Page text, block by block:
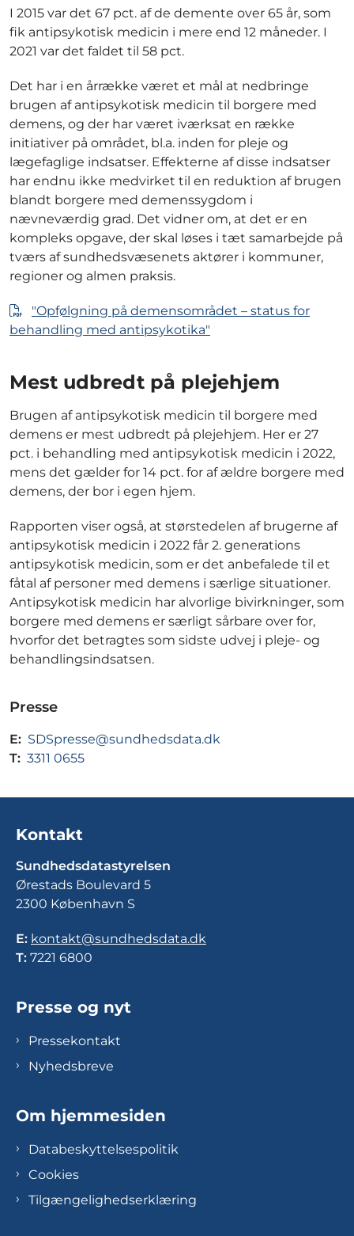
I 2015 var det 67 pct. af de demente over 65 år, som
fik antipsykotisk medicin i mere end 12 måneder. I
2021 var det faldet til 58 pct.
Det har i en årrække været et mål at nedbringe
brugen af antipsykotisk medicin til borgere med
demens, og der har været iværksat en række
initiativer på området, bl.a. inden for pleje og
lægefaglige indsatser. Effekterne af disse indsatser
har endnu ikke medvirket til en reduktion af brugen
blandt borgere med demenssygdom i
nævneværdig grad. Det vidner om, at det er en
kompleks opgave, der skal løses i tæt samarbejde på
tværs af sundhedsvæsenets aktører i kommuner,
regioner og almen praksis.
"Opfølgning på demensområdet – status for
behandling med antipsykotika"
Mest udbredt på plejehjem
Brugen af antipsykotisk medicin til borgere med
demens er mest udbredt på plejehjem. Her er 27
pct. i behandling med antipsykotisk medicin i 2022,
mens det gælder for 14 pct. for af ældre borgere med
demens, der bor i egen hjem.
Rapporten viser også, at størstedelen af brugerne af
antipsykotisk medicin i 2022 får 2. generations
antipsykotisk medicin, som er det anbefalede til et
fåtal af personer med demens i særlige situationer.
Antipsykotisk medicin har alvorlige bivirkninger, som
borgere med demens er særligt sårbare over for,
hvorfor det betragtes som sidste udvej i pleje- og
behandlingsindsatsen.
Presse
E: SDSpresse@sundhedsdata.dk
T: 3311 0655
Kontakt
Sundhedsdatastyrelsen
Ørestads Boulevard 5
2300 København S
E: kontakt@sundhedsdata.dk
T: 7221 6800
Presse og nyt
Pressekontakt
Nyhedsbreve
Om hjemmesiden
Databeskyttelsespolitik
Cookies
Tilgængelighedserklæring